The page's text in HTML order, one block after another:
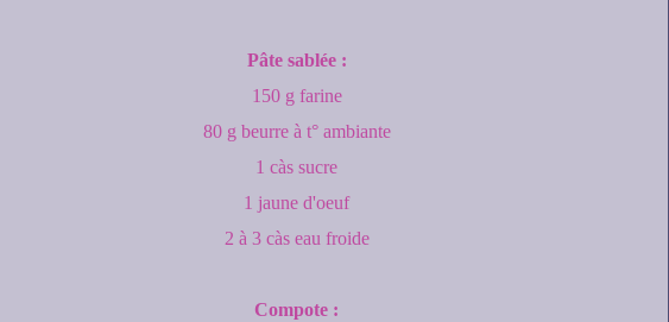
Pâte sablée :
150 g farine
80 g beurre à t° ambiante
1 càs sucre
1 jaune d'oeuf
2 à 3 càs eau froide
Compote :